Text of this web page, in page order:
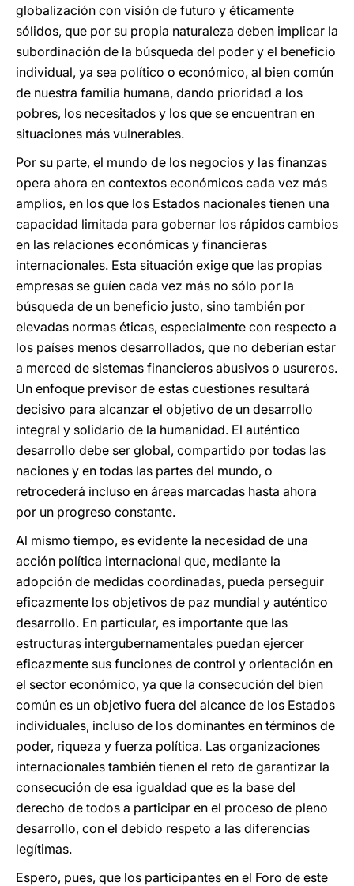
globalización con visión de futuro y éticamente
sólidos, que por su propia naturaleza deben implicar la
subordinación de la búsqueda del poder y el beneficio
individual, ya sea político o económico, al bien común
de nuestra familia humana, dando prioridad a los
pobres, los necesitados y los que se encuentran en
situaciones más vulnerables.
Por su parte, el mundo de los negocios y las finanzas
opera ahora en contextos económicos cada vez más
amplios, en los que los Estados nacionales tienen una
capacidad limitada para gobernar los rápidos cambios
en las relaciones económicas y financieras
internacionales. Esta situación exige que las propias
empresas se guíen cada vez más no sólo por la
búsqueda de un beneficio justo, sino también por
elevadas normas éticas, especialmente con respecto a
los países menos desarrollados, que no deberían estar
a merced de sistemas financieros abusivos o usureros.
Un enfoque previsor de estas cuestiones resultará
decisivo para alcanzar el objetivo de un desarrollo
integral y solidario de la humanidad. El auténtico
desarrollo debe ser global, compartido por todas las
naciones y en todas las partes del mundo, o
retrocederá incluso en áreas marcadas hasta ahora
por un progreso constante.
Al mismo tiempo, es evidente la necesidad de una
acción política internacional que, mediante la
adopción de medidas coordinadas, pueda perseguir
eficazmente los objetivos de paz mundial y auténtico
desarrollo. En particular, es importante que las
estructuras intergubernamentales puedan ejercer
eficazmente sus funciones de control y orientación en
el sector económico, ya que la consecución del bien
común es un objetivo fuera del alcance de los Estados
individuales, incluso de los dominantes en términos de
poder, riqueza y fuerza política. Las organizaciones
internacionales también tienen el reto de garantizar la
consecución de esa igualdad que es la base del
derecho de todos a participar en el proceso de pleno
desarrollo, con el debido respeto a las diferencias
legítimas.
Espero, pues, que los participantes en el Foro de este